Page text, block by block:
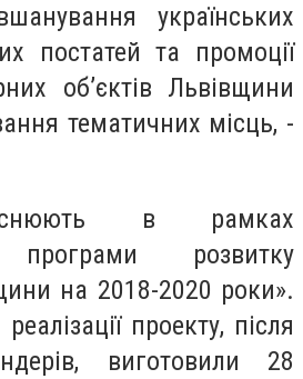
українських
постатей та промоції
об’єктів Львівщини
тематичних місць, -
в рамках
програми розвитку
на 2018-2020 роки».
проекту, після
виготовили 28